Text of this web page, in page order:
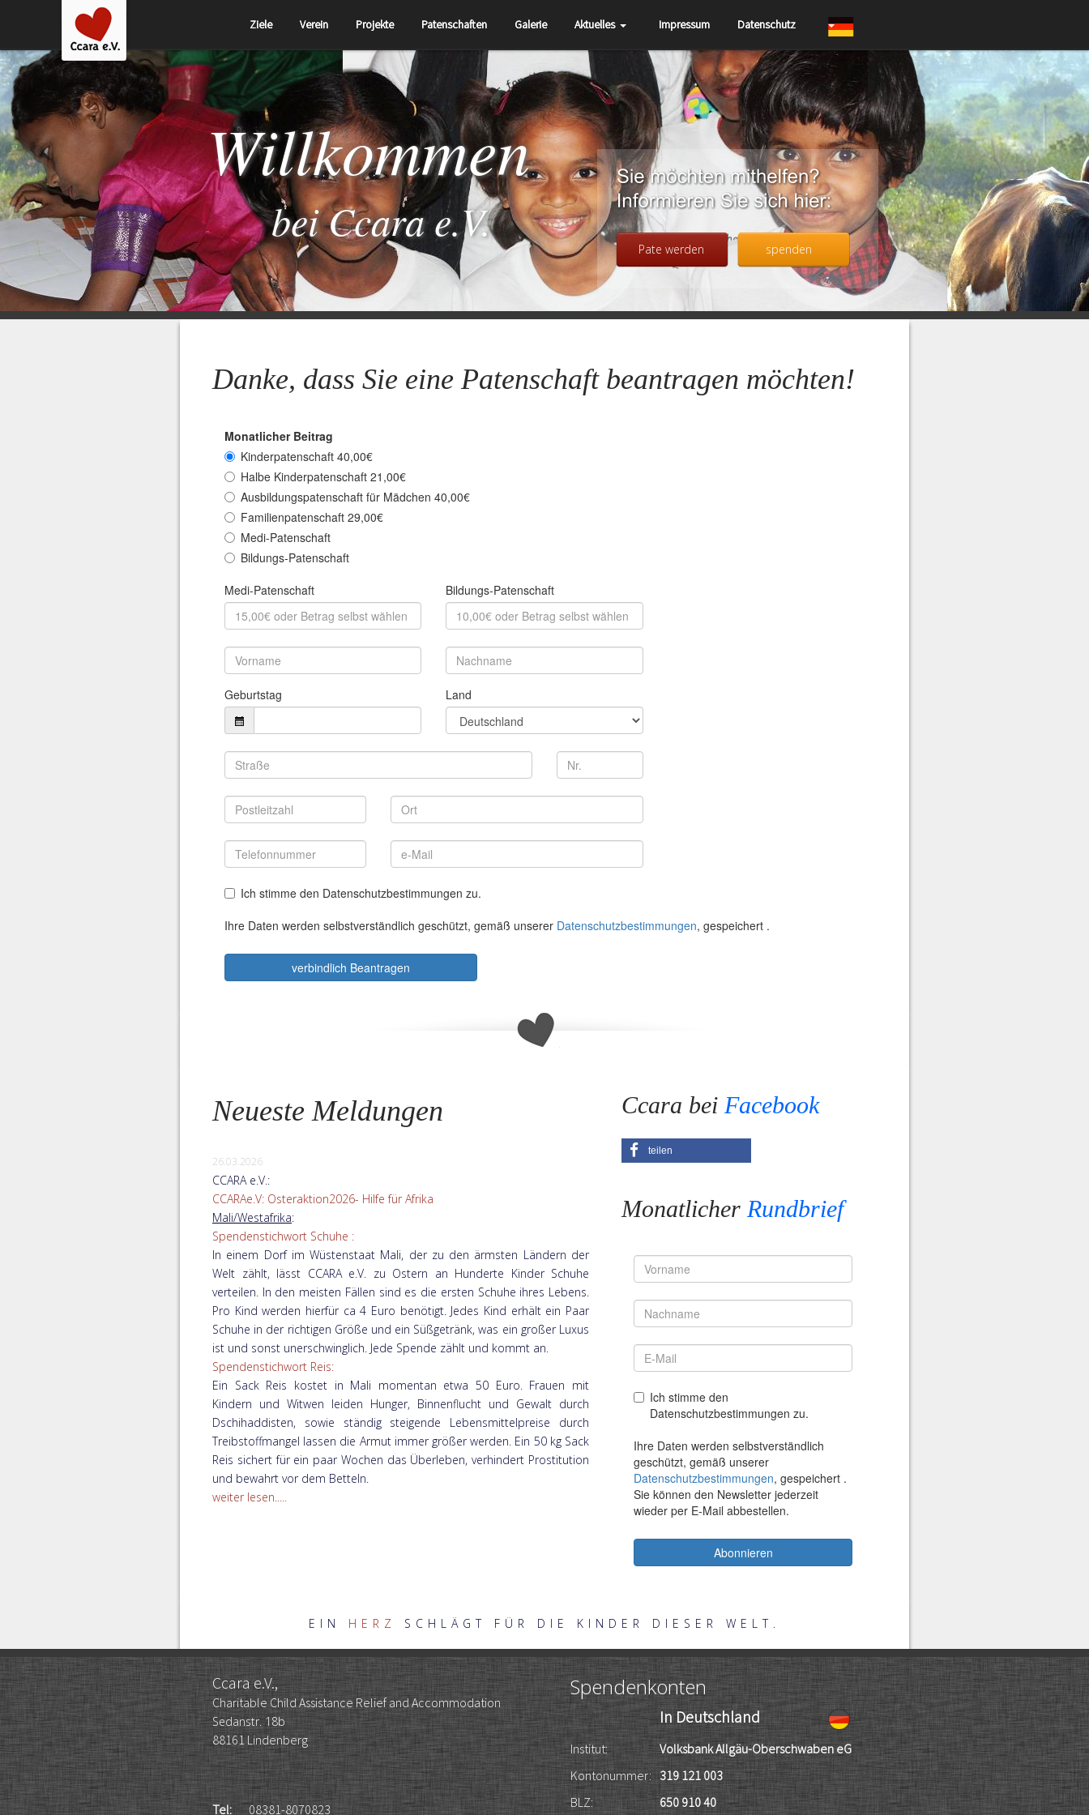
Ziele Verein Projekte Patenschaften Galerie Aktuelles Impressum Datenschutz
Willkommen
Pate werden spenden
bei Ccara e.V.
Danke, dass Sie eine Patenschaft beantragen möchten!
Neueste Meldungen
26.03.2026
CCARA e.V.:
CCARAe.V: Osteraktion2026- Hilfe für Afrika
Mali/Westafrika:
Spendenstichwort Schuhe :
In einem Dorf im Wüstenstaat Mali, der zu den ärmsten Ländern der
Welt zählt, lässt CCARA e.V. zu Ostern an Hunderte Kinder Schuhe
verteilen. In den meisten Fällen sind es die ersten Schuhe ihres Lebens.
Pro Kind werden hierfür ca 4 Euro benötigt. Jedes Kind erhält ein Paar
Schuhe in der richtigen Größe und ein Süßgetränk, was ein großer Luxus
ist und sonst unerschwinglich. Jede Spende zählt und kommt an.
Spendenstichwort Reis:
Ein Sack Reis kostet in Mali momentan etwa 50 Euro. Frauen mit
Kindern und Witwen leiden Hunger, Binnenflucht und Gewalt durch
Dschihaddisten, sowie ständig steigende Lebensmittelpreise durch
Treibstoffmangel lassen die Armut immer größer werden. Ein 50 kg Sack
Reis sichert für ein paar Wochen das Überleben, verhindert Prostitution
und bewahrt vor dem Betteln.
weiter lesen.....
Ccara bei Facebook
teilen
Monatlicher Rundbrief
EIN HERZ SCHLÄGT FÜR DIE KINDER DIESER WELT.
Ccara e.V.,
Charitable Child Assistance Relief and Accommodation
Sedanstr. 18b
88161 Lindenberg
Tel: 08381-8070823
Spendenkonten
In Deutschland
Institut:
Volksbank Allgäu-Oberschwaben eG
Kontonummer: 319 121 003
BLZ:
650 910 40